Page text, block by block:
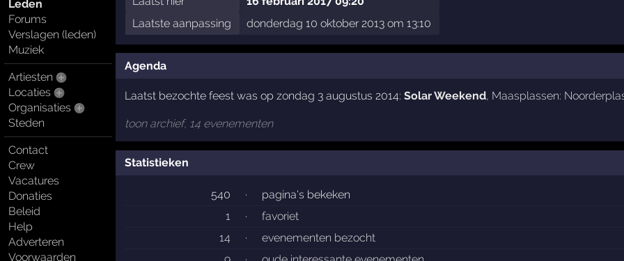
Leden
Forums
Verslagen (leden)
Muziek
Artiesten
Locaties
Organisaties
Steden
Contact
Crew
Vacatures
Donaties
Beleid
Help
Adverteren
Voorwaarden
Laatste aanpassing
donderdag 10 oktober 2013 om 13:10
Agenda
Laatst bezochte feest was op zondag 3 augustus 2014: Solar Weekend, Maasplassen:
toon archief, 14 evenementen
Statistieken
540 ·
pagina's bekeken
1
·
favoriet
14
·
evenementen bezocht